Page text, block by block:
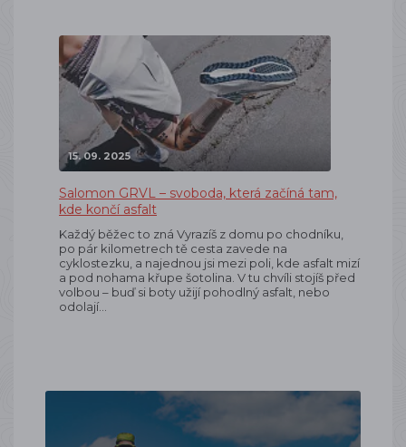
15. 09. 2025
Salomon GRVL – svoboda, která začíná tam,
kde končí asfalt
Každý běžec to zná Vyrazíš z domu po chodníku,
po pár kilometrech tě cesta zavede na
cyklostezku, a najednou jsi mezi poli, kde asfalt mizí
a pod nohama křupe šotolina. V tu chvíli stojíš před
volbou – buď si boty užijí pohodlný asfalt, nebo
odolají…